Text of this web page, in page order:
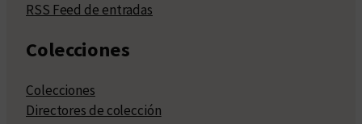
RSS Feed de entradas
Colecciones
Colecciones
Directores de colección